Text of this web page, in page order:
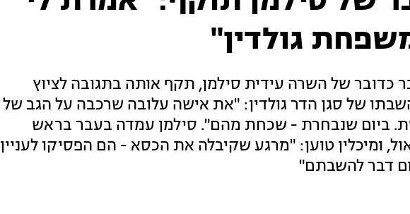
גולדין"
כדובר של השרה עידית סילמן, תקף אותה בתגובה לציוץ
של סגן הדר גולדין: "את אישה עלובה שרכבה על הגב של
ביום שנבחרת - שכחת מהם". סילמן עמדה בעבר בראש
ומיכלין טוען: "מרגע שקיבלה את הכסא - הם הפסיקו לעניין
דבר להשבתם"